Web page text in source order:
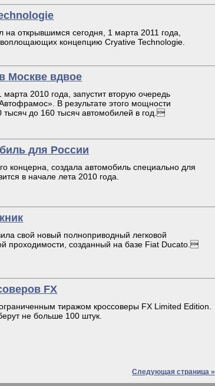
открывшимся сегодня, 1 марта 2011 года,
концепцию Crуative Technologie.
Москве вдвое
2010 года, запустит вторую очередь
В результате этого мощности
тысяч до 160 тысяч автомобилей в год.
для России
концерна, создала автомобиль специально для
в начале лета 2010 года.
свой новый полноприводный легковой
проходимости, созданный на базе Fiat Ducato.
FX
тиражом кроссоверы FX Limited Edition.
не больше 100 штук.
Следующая страница »